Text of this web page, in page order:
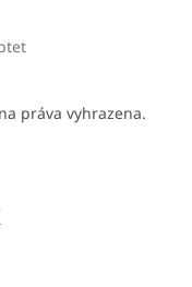
práva vyhrazena.